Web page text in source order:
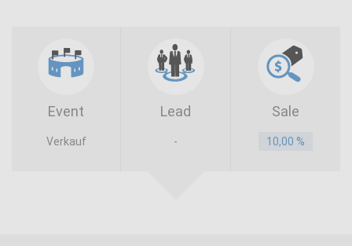
Event Lead Sale
Verkauf - 10,00 %